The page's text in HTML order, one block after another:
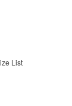
List